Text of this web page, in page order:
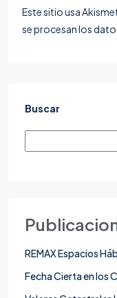
Este sitio usa
se procesan los
Buscar
REMAX Espacios
Fecha Cierta en los